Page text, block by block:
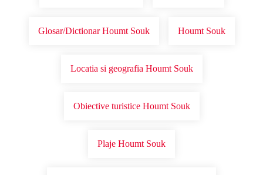
Glosar/Dictionar Houmt Souk Houmt Souk
Locatia si geografia Houmt Souk
Obiective turistice Houmt Souk
Plaje Houmt Souk